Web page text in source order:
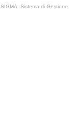
SIGMA: Sistema di